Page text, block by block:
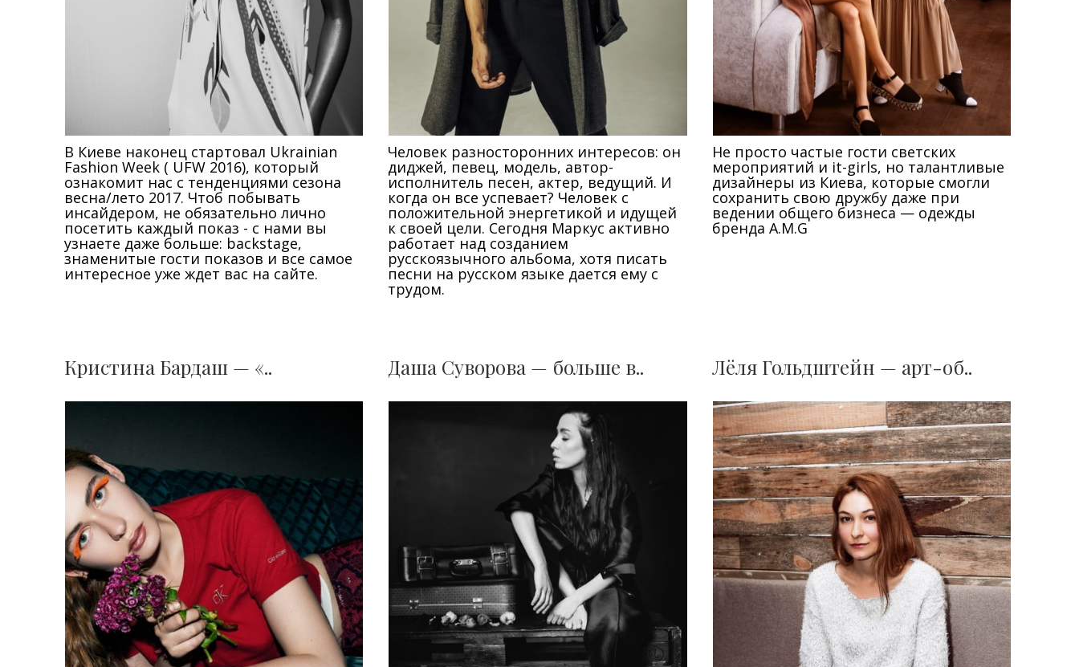
В Киеве наконец стартовал Ukrainian
Fashion Week ( UFW 2016), который
ознакомит нас с тенденциями сезона
весна/лето 2017. Чтоб побывать
инсайдером, не обязательно лично
посетить каждый показ - с нами вы
узнаете даже больше: backstage,
знаменитые гости показов и все самое
интересное уже ждет вас на сайте.
Человек разносторонних интересов: он
диджей, певец, модель, автор-
исполнитель песен, актер, ведущий. И
когда он все успевает? Человек с
положительной энергетикой и идущей
к своей цели. Сегодня Маркус активно
работает над созданием
русскоязычного альбома, хотя писать
песни на русском языке дается ему с
трудом.
Не просто частые гости светских
мероприятий и it-girls, но талантливые
дизайнеры из Киева, которые смогли
сохранить свою дружбу даже при
ведении общего бизнеса — одежды
бренда A.M.G
Кристина Бардаш — «.. Даша Суворова — больше в.. Лёля Гольдштейн — арт-об..